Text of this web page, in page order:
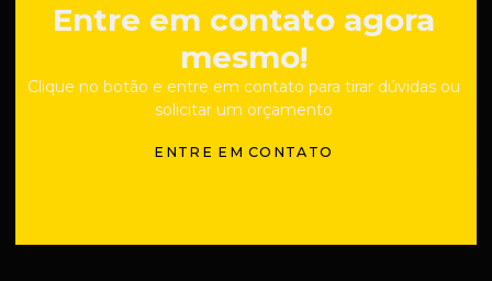
Entre em contato agora
mesmo!
Clique no botão e entre em contato para tirar dúvidas ou
solicitar um orçamento
ENTRE EM CONTATO